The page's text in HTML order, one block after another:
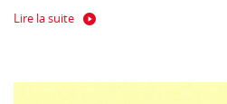
Lire la suite